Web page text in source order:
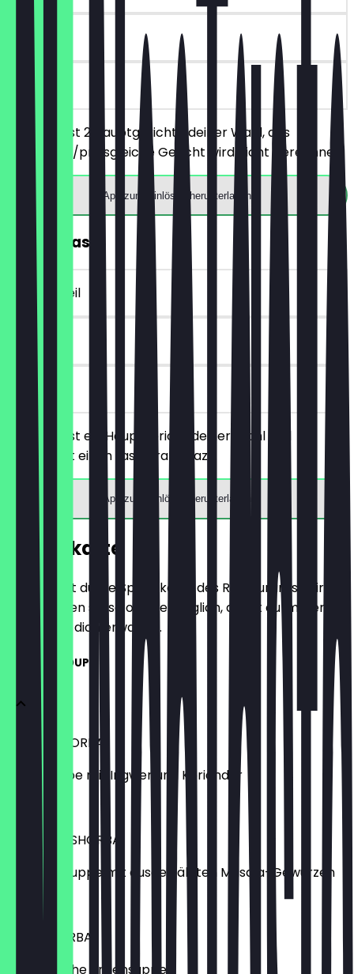
90 Tage
vor Ort
Du bestellst 2 Hauptgerichte deiner Wahl, das
günstigere/preisgleiche Gericht wird nicht berechnet.
App zum Einlösen herunterladen
GRATIS Lassi
~5 € Vorteil
90 Tage
Du bestellst ein Hauptgericht deiner Wahl und
bekommst einen Lassi gratis dazu.
App zum Einlösen herunterladen
Speisekarte
Hier findest du die Speisekarte des Restaurants. Wir
aktualisieren sie so oft wie möglich, damit du immer
weißt, was dich erwartet.
SUPPEN / SOUPS
KADDU SHORBA
Kürbissuppe mit Ingwer und Koriander
4,80 €
TAMATAR SHORBA
Tomatensuppe mit ausgewählten Masala-Gewürzen
4,80 €
DAAL SHORBA
Aromatische Linsensuppe